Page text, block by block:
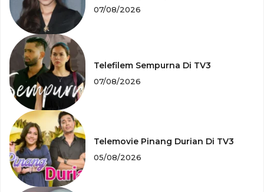
07/08/2026
Telefilem Sempurna Di TV3
07/08/2026
Telemovie Pinang Durian Di TV3
05/08/2026